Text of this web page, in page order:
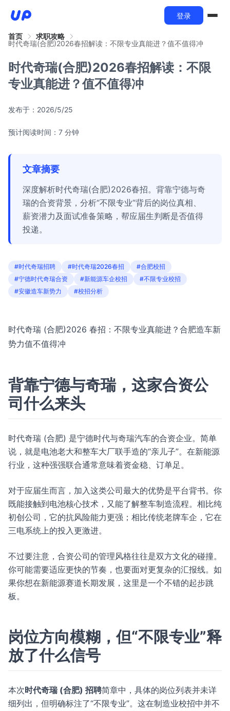
登录
首页
求职攻略
时代奇瑞(合肥)2026春招解读：不限专业真能进？值不值得冲
时代奇瑞(合肥)2026春招解读：不限
专业真能进？值不值得冲
发布于： 2026/5/25
预计阅读时间：7 分钟
文章摘要
深度解析时代奇瑞(合肥)2026春招。背靠宁德与奇
瑞的合资背景，分析“不限专业”背后的岗位真相、
薪资潜力及面试准备策略，帮应届生判断是否值得
投递。
#时代奇瑞招聘 #时代奇瑞2026春招
#合肥校招
#宁德时代奇瑞合资
#新能源车企校招
#不限专业校招
#安徽造车新势力
#校招分析
时代奇瑞 (合肥)2026 春招：不限专业真能进？合肥造车新
势力值不值得冲
背靠宁德与奇瑞，这家合资公
司什么来头
时代奇瑞 (合肥) 是宁德时代与奇瑞汽车的合资企业。简单
说，就是电池老大和整车大厂联手造的“亲儿子”。在新能源
行业，这种强强联合通常意味着资金稳、订单足。
对于应届生而言，加入这类公司最大的优势是平台背书。你
既能接触到电池核心技术，又能了解整车制造流程。相比纯
初创公司，它的抗风险能力更强；相比传统老牌车企，它在
三电系统上的投入更激进。
不过要注意，合资公司的管理风格往往是双方文化的碰撞。
你可能需要适应更快的节奏，也要面对更复杂的汇报线。如
果你想在新能源赛道长期发展，这里是一个不错的起步跳
板。
岗位方向模糊，但“不限专业”释
放了什么信号
本次时代奇瑞 (合肥) 招聘简章中，具体的岗位列表并未详
细列出，但明确标注了“不限专业”。这在制造业校招中并不